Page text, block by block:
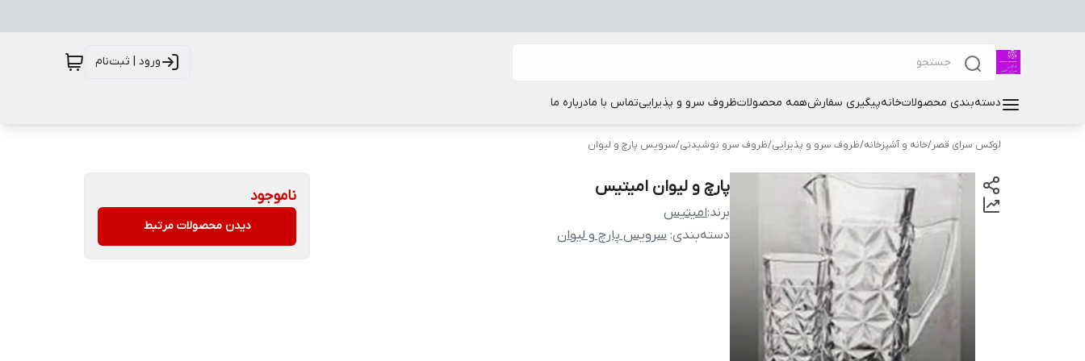
ورود | ثبت‌نام
دسته‌بندی محصولاتخانهپیگیری سفارشهمه محصولاتظروف سرو و پذیراییتماس با مادرباره ما
لوکس سرای قصر/خانه و آشپزخانه/ظروف سرو و پذیرایی/ظروف سرو نوشیدنی/سرویس پارچ و لیوان
پارچ و لیوان امیتیس
برند:امیتیس
دسته‌بندی: سرویس پارچ و لیوان
ناموجود
دیدن محصولات مرتبط